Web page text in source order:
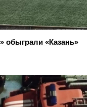
«Казань»